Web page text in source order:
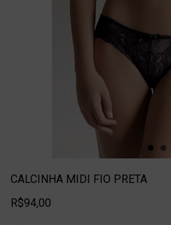
CALCINHA MIDI FIO PRETA
R$94,00